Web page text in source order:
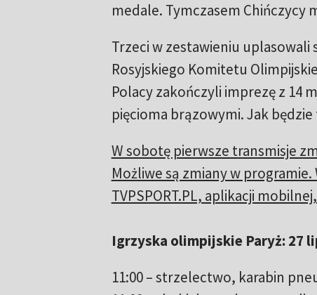
medale. Tymczasem Chińczycy
Trzeci w zestawieniu
Rosyjskiego Komitetu
Polacy zakończyli imprezę z 14
pięcioma brązowymi. Jak
W sobotę pierwsze transmisje
Możliwe są zmiany w
TVPSPORT.PL, aplikacji
Igrzyska olimpijskie Paryż: 27
11:00 – strzelectwo, karabin